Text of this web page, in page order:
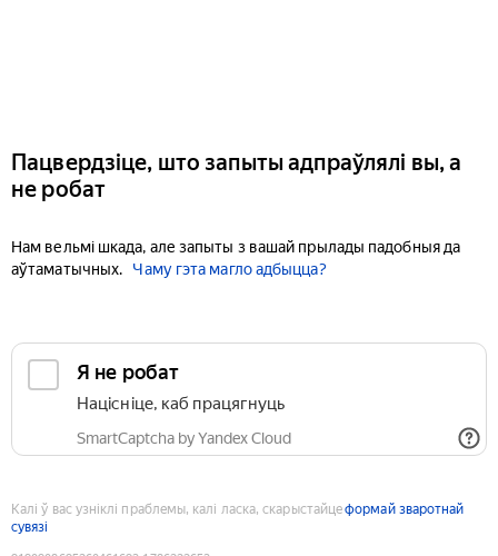
Пацвердзіце, што запыты адпраўлялі вы, а
не робат
Нам вельмі шкада, але запыты з вашай прылады падобныя да
аўтаматычных.
Чаму гэта магло адбыцца?
Я не робат
Націсніце, каб працягнуць
SmartCaptcha by Yandex Cloud
Калі ў вас узніклі праблемы, калі ласка, скарыстайцеформай зваротнай
сувязі